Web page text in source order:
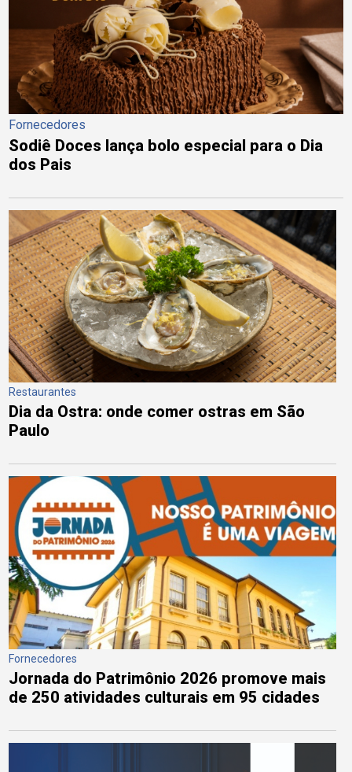
Fornecedores
Sodiê Doces lança bolo especial para o Dia
dos Pais
Restaurantes
Dia da Ostra: onde comer ostras em São
Paulo
Fornecedores
Jornada do Patrimônio 2026 promove mais
de 250 atividades culturais em 95 cidades